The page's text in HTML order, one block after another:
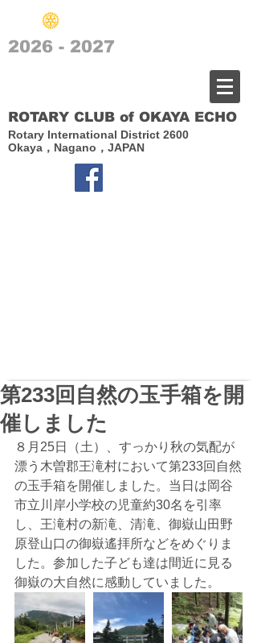
2026 - 2027
ROTARY CLUB of OKAYA ECHO
Rotary International District 2600
Okaya，Nagano，JAPAN
第233回自然の玉手箱を開
催しました
８月25日（土）、すっかり秋の気配が
漂う木曽郡王滝村において第233回自然
の玉手箱を開催しました。当日は岡谷
市立川岸小学校の児童約30名を引率
し、王滝村の新滝、清滝、御嶽山田野
原登山口の御嶽遙拝所などをめぐりま
した。参加した子ども達は間近に見る
御嶽の大自然に感動していました。